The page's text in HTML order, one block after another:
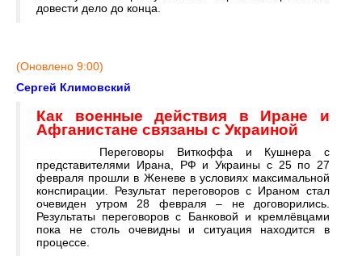
довести дело до конца.
(Оновлено 9:00)
Сергей Климовский
Как военные действия в Иране и
Афганистане связаны с Украиной
Переговоры Виткоффа и Кушнера с
представителями Ирана, РФ и Украины с 25 по 27
февраля прошли в Женеве в условиях максимальной
конспирации. Результат переговоров с Ираном стал
очевиден утром 28 февраля – не договорились.
Результаты переговоров с Банковой и кремлёвцами
пока не столь очевидны и ситуация находится в
процессе.